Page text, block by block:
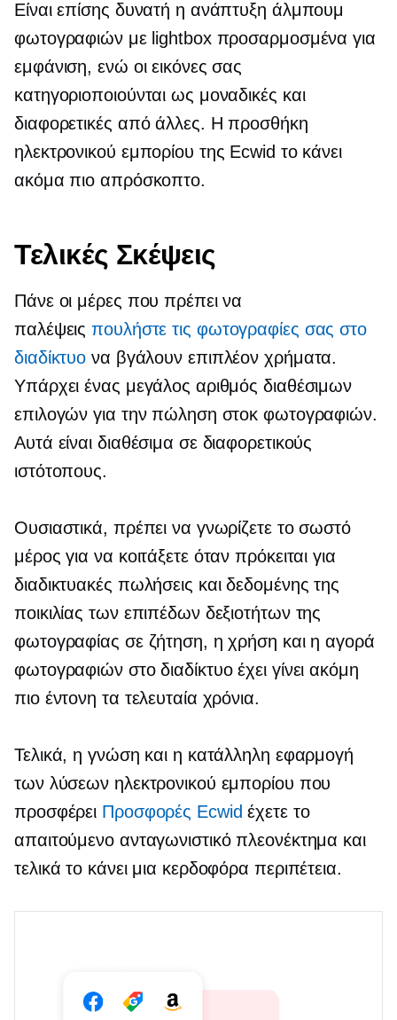
Είναι επίσης δυνατή η ανάπτυξη άλμπουμ
φωτογραφιών με lightbox προσαρμοσμένα για
εμφάνιση, ενώ οι εικόνες σας
κατηγοριοποιούνται ως μοναδικές και
διαφορετικές από άλλες. Η προσθήκη
ηλεκτρονικού εμπορίου της Ecwid το κάνει
ακόμα πιο απρόσκοπτο.
Τελικές Σκέψεις
Πάνε οι μέρες που πρέπει να
παλέψειςπουλήστε τις φωτογραφίες σας στο
διαδίκτυο να βγάλουν επιπλέον χρήματα.
Υπάρχει ένας μεγάλος αριθμός διαθέσιμων
επιλογών για την πώληση στοκ φωτογραφιών.
Αυτά είναι διαθέσιμα σε διαφορετικούς
ιστότοπους.
Ουσιαστικά, πρέπει να γνωρίζετε το σωστό
μέρος για να κοιτάξετε όταν πρόκειται για
διαδικτυακές πωλήσεις και δεδομένης της
ποικιλίας των επιπέδων δεξιοτήτων της
φωτογραφίας σε ζήτηση, η χρήση και η αγορά
φωτογραφιών στο διαδίκτυο έχει γίνει ακόμη
πιο έντονη τα τελευταία χρόνια.
Τελικά, η γνώση και η κατάλληλη εφαρμογή
των λύσεων ηλεκτρονικού εμπορίου που
προσφέρει Προσφορές Ecwid έχετε το
απαιτούμενο ανταγωνιστικό πλεονέκτημα και
τελικά το κάνει μια κερδοφόρα περιπέτεια.